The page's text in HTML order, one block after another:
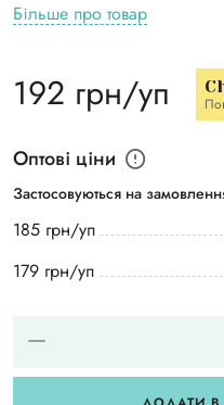
Більше про товар
192 грн/уп
Оптові ціни
Застосовуються на
185 грн/уп
179 грн/уп